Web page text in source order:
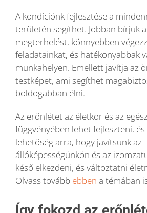
A kondíciónk fejlesztése a
területén segíthet. Jobban bírjuk
megterhelést, könnyebben
feladatainkat, és hatékonyabbak
munkahelyen. Emellett javítja az
testképet, ami segíthet
boldogabban élni.
Az erőnlétet az életkor és az
függvényében lehet fejleszteni,
lehetőség arra, hogy javítsunk az
állóképességünkön és az
késő elkezdeni, és változtatni
Olvass tovább ebben a témában